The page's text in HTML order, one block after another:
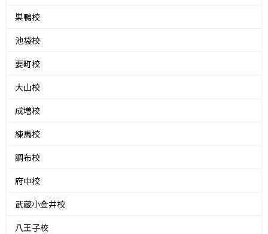
巣鴨校
池袋校
要町校
大山校
成増校
練馬校
調布校
府中校
武蔵小金井校
八王子校